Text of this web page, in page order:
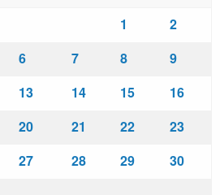
1
2
6 7 8
9
13 14 15
16
20 21 22
23
27 28 29
30